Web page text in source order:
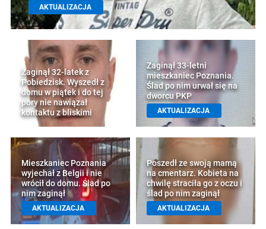
AKTUALIZACJA
Zaginął 32-latek z
Pobiedzisk. Wyszedł z
domu w piątek i do tej
pory nie nawiązał
kontaktu z bliskimi
Zaginął 33-letni
mieszkaniec Poznania.
Ślad po nim urwał się na
dworcu PKP
AKTUALIZACJA
Mieszkaniec Poznania
wyjechał z Belgii i nie
wrócił do domu. Ślad po
nim zaginął
AKTUALIZACJA
Poszedł ze swoją mamą
na cmentarz. Kobieta na
chwilę straciła go z oczu i
ślad po nim zaginął
AKTUALIZACJA